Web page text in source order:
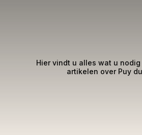
Hier vindt u alles wat u
artikelen over Puy